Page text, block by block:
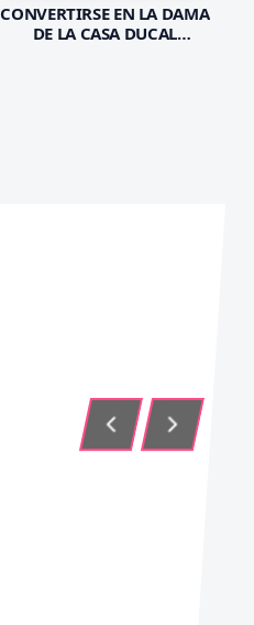
CONVERTIRSE EN LA DAMA
DE LA CASA DUCAL